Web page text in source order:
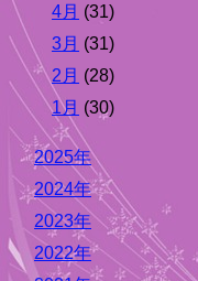
4月 (31)
3月 (31)
2月 (28)
1月 (30)
2025年
2024年
2023年
2022年